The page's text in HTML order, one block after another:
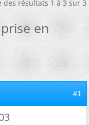
des résultats 1 à 3 sur 3
en
#1